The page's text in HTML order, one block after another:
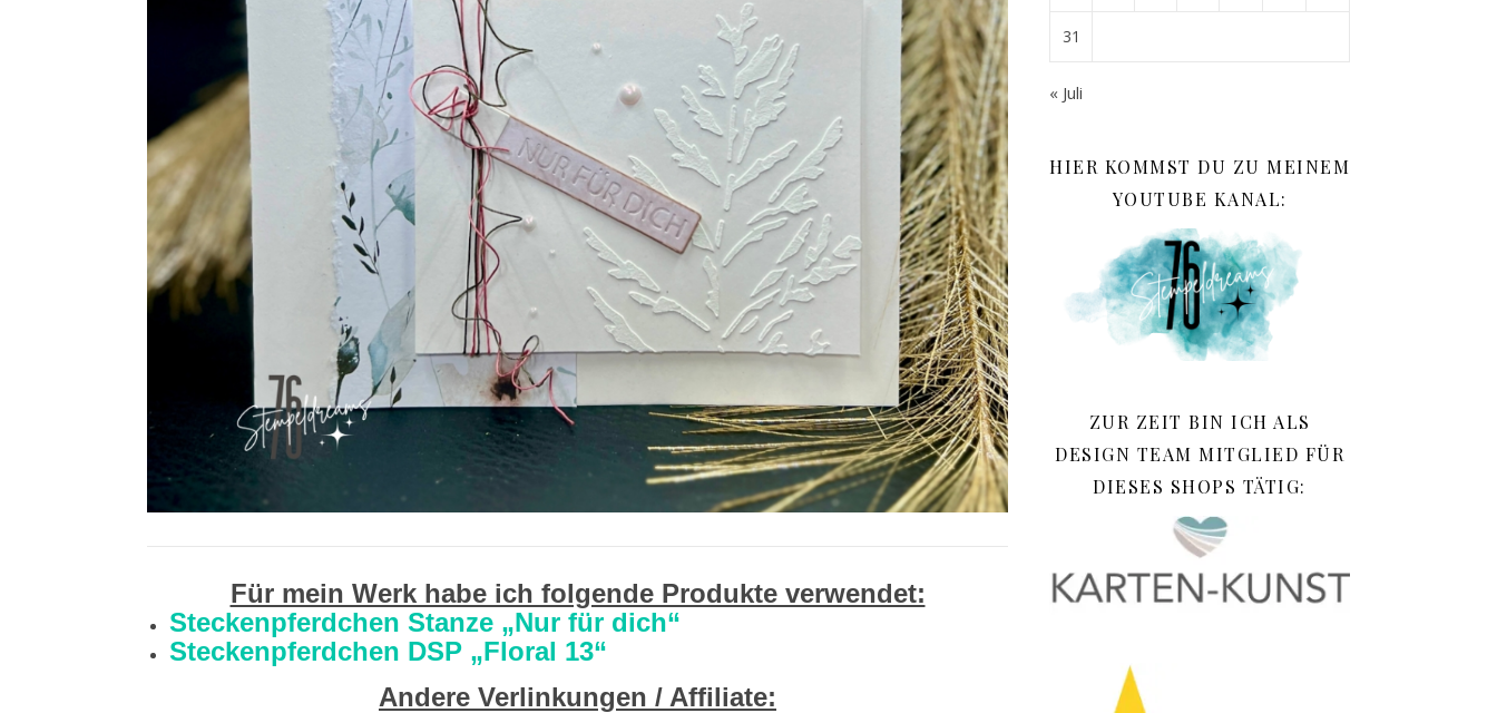
Für mein Werk habe ich folgende Produkte verwendet:
Steckenpferdchen Stanze „Nur für dich“
Steckenpferdchen DSP „Floral 13“
Andere Verlinkungen / Affiliate:
31
« Juli
HIER KOMMST DU ZU MEINEM
YOUTUBE KANAL:
ZUR ZEIT BIN ICH ALS
DESIGN TEAM MITGLIED FÜR
DIESES SHOPS TÄTIG: